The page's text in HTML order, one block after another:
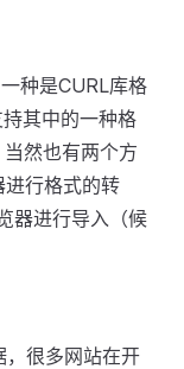
种是CURL库格
其中的一种格
然也有两个方
进行格式的转
器进行导入（候
很多网站在开